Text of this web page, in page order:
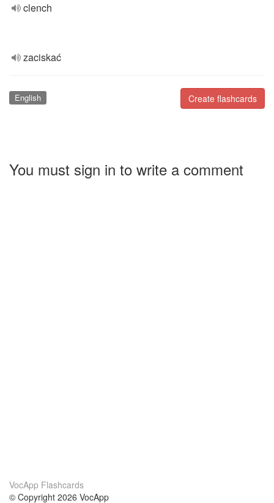
clench
zaciskać
Create flashcards
English
You must sign in to write a comment
VocApp Flashcards
© Copyright 2026 VocApp